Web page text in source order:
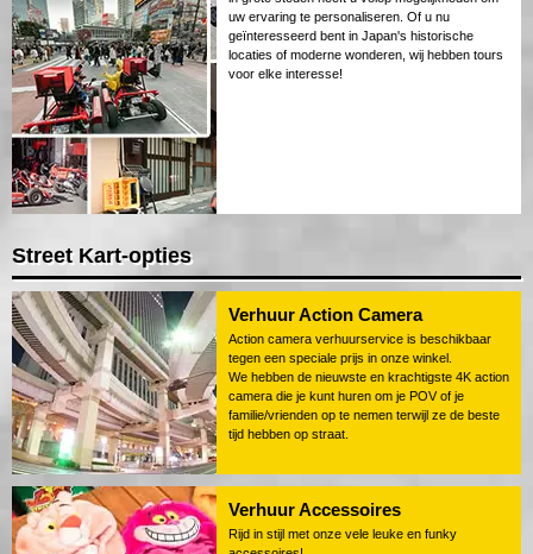
uw ervaring te personaliseren. Of u nu
geïnteresseerd bent in Japan's historische
locaties of moderne wonderen, wij hebben tours
voor elke interesse!
Street Kart-opties
Verhuur Action Camera
Action camera verhuurservice is beschikbaar
tegen een speciale prijs in onze winkel.
We hebben de nieuwste en krachtigste 4K action
camera die je kunt huren om je POV of je
familie/vrienden op te nemen terwijl ze de beste
tijd hebben op straat.
Verhuur Accessoires
Rijd in stijl met onze vele leuke en funky